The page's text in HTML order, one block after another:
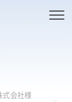
式会社様